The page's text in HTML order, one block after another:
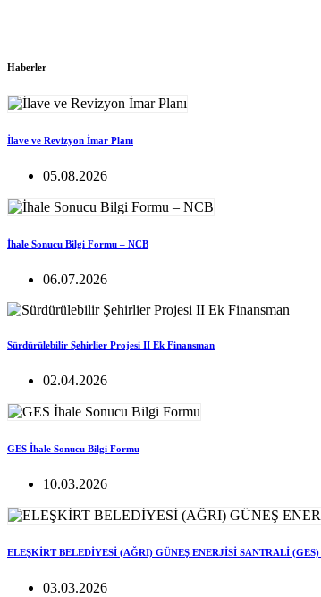
Haberler
İlave ve Revizyon İmar Planı
05.08.2026
İhale Sonucu Bilgi Formu – NCB
06.07.2026
Sürdürülebilir Şehirlier Projesi II Ek Finansman
02.04.2026
GES İhale Sonucu Bilgi Formu
10.03.2026
ELEŞKİRT BELEDİYESİ (AĞRI) GÜNEŞ ENERJİSİ SANTRALİ
03.03.2026